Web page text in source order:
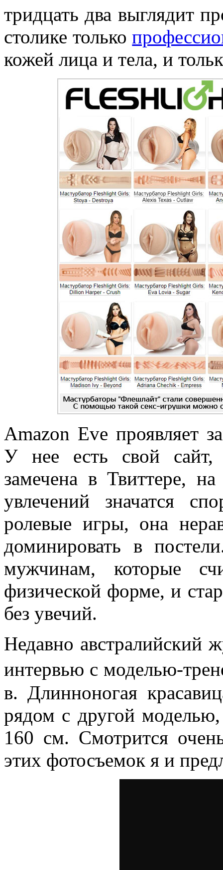
тридцать два выглядит
столике только
кожей лица и тела, и
Amazon Eve проявляет
У нее есть свой сайт,
замечена в Твиттере,
увлечений значатся
ролевые игры, она
доминировать в
мужчинам, которые
физической форме, и
без увечий.
Недавно австралийский
интервью с моделью-
в. Длинноногая
рядом с другой моделью,
160 см. Смотрится
этих фотосъемок я и